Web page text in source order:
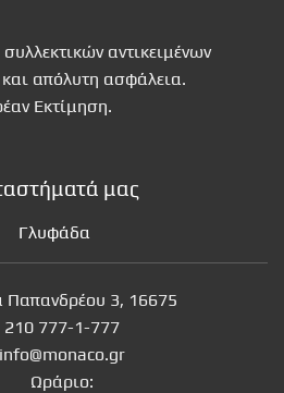
αντικειμένων
και απόλυτη ασφάλεια.
Εκτίμηση.
μας
Γλυφάδα
Παπανδρέου 3, 16675
210 777-1-777
info@monaco.gr
Ωράριο: